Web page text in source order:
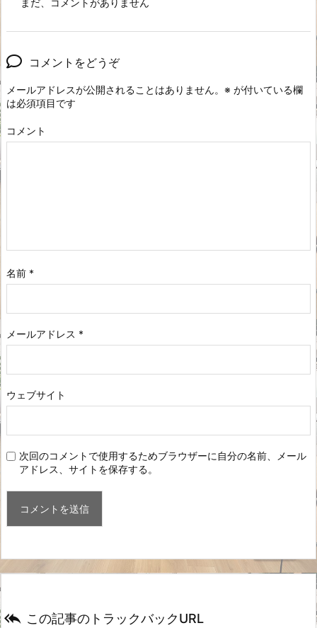
コメントをどうぞ
メールアドレスが公開されることはありません。 ※ が付いている欄
は必須項目です
コメント
名前 *
メールアドレス *
ウェブサイト
次回のコメントで使用するためブラウザーに自分の名前、メール
アドレス、サイトを保存する。
 この記事のトラックバックURL